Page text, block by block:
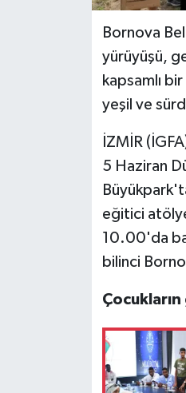
Bornova
yürüyüşü,
kapsamlı
yeşil ve
İZMİR
5 Haziran
eğitici
10.00'da
bilinci